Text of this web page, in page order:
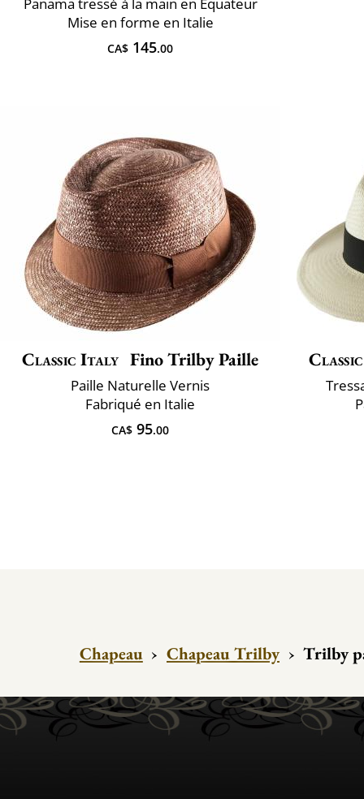
Mise en forme en Italie
CA$ 145.00
Classic Italy Fino Trilby Paille
Paille Naturelle Vernis
Fabriqué en Italie
CA$ 95.00
Chapeau › Chapeau Trilby › Trilby